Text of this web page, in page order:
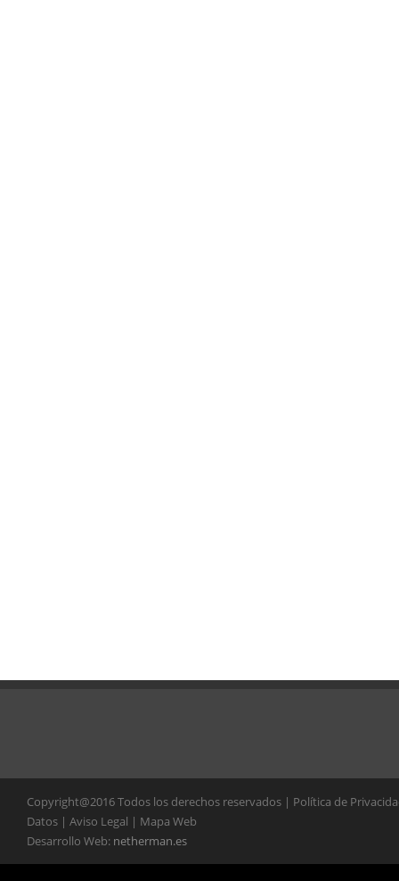
Copyright@2016 Todos los derechos reservados | Política de
Datos | Aviso Legal | Mapa Web
Desarrollo Web: netherman.es